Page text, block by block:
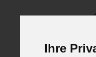
Ihre